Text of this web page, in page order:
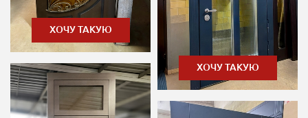
ХОЧУ ТАКУЮ
ХОЧУ ТАКУЮ